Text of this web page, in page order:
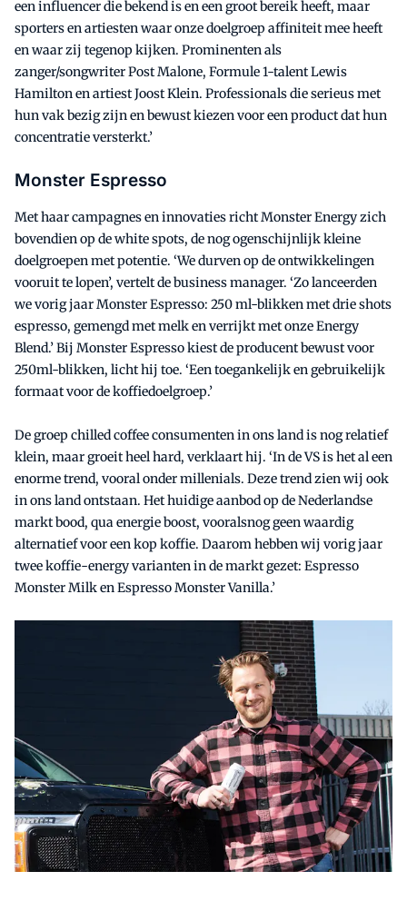
een influencer die bekend is en een groot bereik heeft, maar
sporters en artiesten waar onze doelgroep affiniteit mee heeft
en waar zij tegenop kijken. Prominenten als
zanger/songwriter Post Malone, Formule 1-talent Lewis
Hamilton en artiest Joost Klein. Professionals die serieus met
hun vak bezig zijn en bewust kiezen voor een product dat hun
concentratie versterkt.’
Monster Espresso
Met haar campagnes en innovaties richt Monster Energy zich
bovendien op de white spots, de nog ogenschijnlijk kleine
doelgroepen met potentie. ‘We durven op de ontwikkelingen
vooruit te lopen’, vertelt de business manager. ‘Zo lanceerden
we vorig jaar Monster Espresso: 250 ml-blikken met drie shots
espresso, gemengd met melk en verrijkt met onze Energy
Blend.’ Bij Monster Espresso kiest de producent bewust voor
250ml-blikken, licht hij toe. ‘Een toegankelijk en gebruikelijk
formaat voor de koffiedoelgroep.’
De groep chilled coffee consumenten in ons land is nog relatief
klein, maar groeit heel hard, verklaart hij. ‘In de VS is het al een
enorme trend, vooral onder millenials. Deze trend zien wij ook
in ons land ontstaan. Het huidige aanbod op de Nederlandse
markt bood, qua energie boost, vooralsnog geen waardig
alternatief voor een kop koffie. Daarom hebben wij vorig jaar
twee koffie-energy varianten in de markt gezet: Espresso
Monster Milk en Espresso Monster Vanilla.’